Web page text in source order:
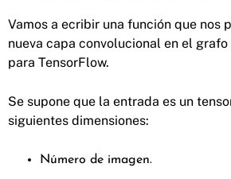
Vamos a ecribir una función que nos
nueva capa convolucional en el
para TensorFlow.
Se supone que la entrada es un
siguientes dimensiones:
Número de imagen.